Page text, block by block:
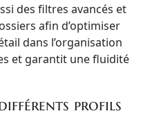
des filtres avancés et
afin d’optimiser
dans l’organisation
et garantit une fluidité
profils